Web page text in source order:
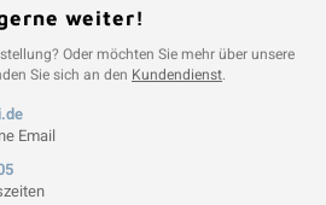
weiter!
Oder möchten Sie mehr über unsere
Sie sich an den Kundendienst.
Email